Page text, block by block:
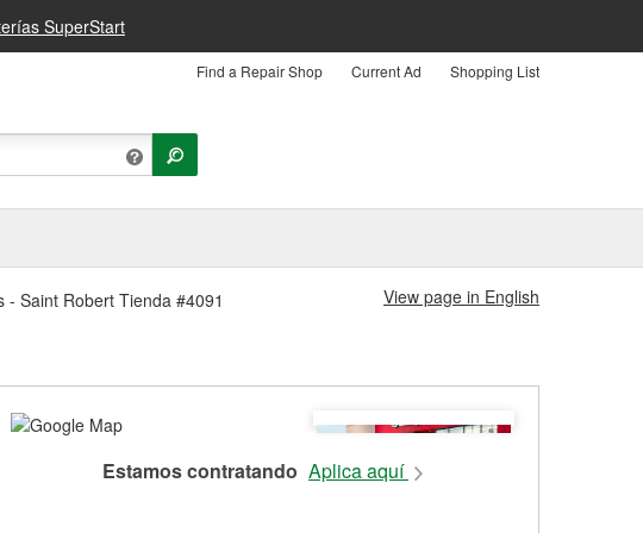
SuperStart
Find a Repair Shop Current Ad Shopping List
- Saint Robert Tienda #4091 View page in English
Estamos contratando Aplica aquí